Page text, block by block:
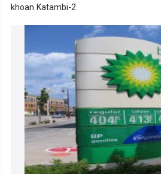
khoan Katambi-2